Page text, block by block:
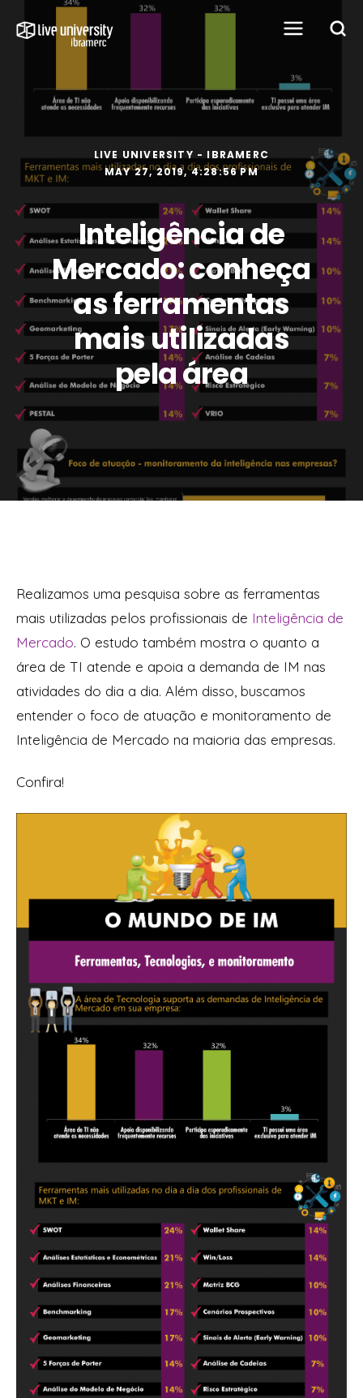
LIVE UNIVERSITY - IBRAMERC
MAY 27, 2019, 4:28:56 PM
Inteligência de
Mercado: conheça
as ferramentas
mais utilizadas
pela área
Realizamos uma pesquisa sobre as ferramentas
mais utilizadas pelos profissionais de Inteligência de
Mercado. O estudo também mostra o quanto a
área de TI atende e apoia a demanda de IM nas
atividades do dia a dia. Além disso, buscamos
entender o foco de atuação e monitoramento de
Inteligência de Mercado na maioria das empresas.
Confira!